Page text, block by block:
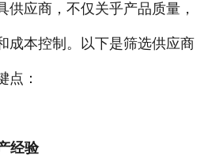
联系我们
供应商，不仅关乎产品质量，
成本控制。以下是筛选供应商
点：
经验